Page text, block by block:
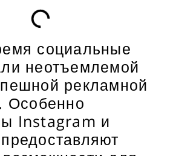
социальные
неотъемлемой
рекламной
Особенно
Instagram и